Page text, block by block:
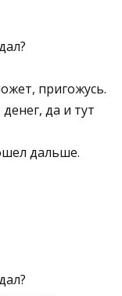
пригожусь.
да и тут
дальше.